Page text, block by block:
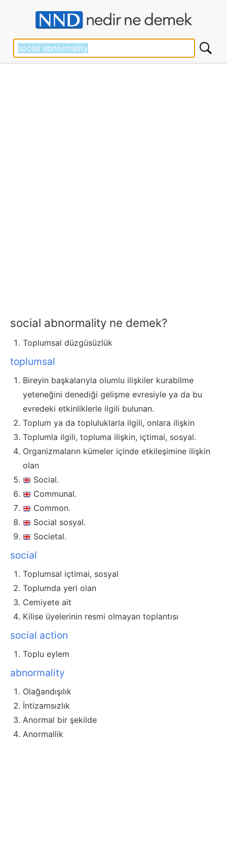
social abnormality ne demek?
Toplumsal düzgüsüzlük
toplumsal
Bireyin başkalarıyla olumlu ilişkiler kurabilme
yeteneğini denediği gelişme evresiyle ya da bu
evredeki etkinliklerle ilgili bulunan.
Toplum ya da topluluklarla ilgili, onlara ilişkin
Toplumla ilgili, topluma ilişkin, içtimai, sosyal.
Organizmaların kümeler içinde etkileşimine ilişkin
olan
Social.
Communal.
Common.
Social sosyal.
Societal.
social
Toplumsal içtimai, sosyal
Toplumda yeri olan
Cemiyete ait
Kilise üyelerinin resmi olmayan toplantısı
social action
Toplu eylem
abnormality
Olağandışılık
İntizamsızlık
Anormal bir şekilde
Anormallik